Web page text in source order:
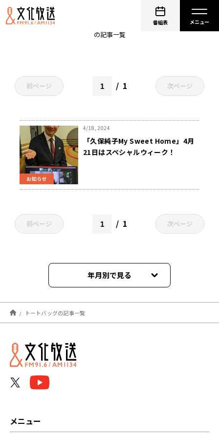
番組表
の記事一覧
前ページ 1 次ページ
お知らせ
4/18, 2024
「久保純子My Sweet Home」4月
21日はスペシャルウィーク！
前ページ 1 次ページ
年月別で見る
2025年02月
2024年12月
2024年10月
トートバッグの記事一覧
メニュー